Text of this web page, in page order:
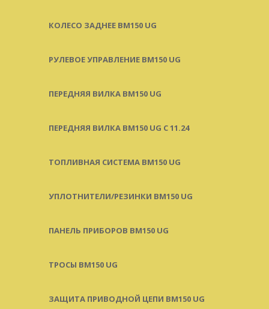
КОЛЕСО ЗАДНЕЕ BM150 UG
РУЛЕВОЕ УПРАВЛЕНИЕ BM150 UG
ПЕРЕДНЯЯ ВИЛКА BM150 UG
ПЕРЕДНЯЯ ВИЛКА BM150 UG С 11.24
ТОПЛИВНАЯ СИСТЕМА BM150 UG
УПЛОТНИТЕЛИ/РЕЗИНКИ BM150 UG
ПАНЕЛЬ ПРИБОРОВ BM150 UG
ТРОСЫ BM150 UG
ЗАЩИТА ПРИВОДНОЙ ЦЕПИ BM150 UG